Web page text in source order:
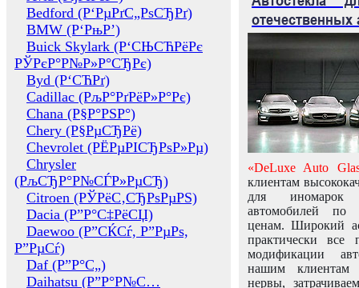
Bedford (Р‘РµРґС„РѕСЂРґ)
BMW (Р‘РњР’)
Buick Skylark (Р‘СЊСЋРёРє
РЎРєР°Р№Р»Р°СЂРє)
Byd (Р‘СЋРґ)
Cadillac (РљР°РґРёР»Р°Рє)
Chana (Р§Р°РЅР°)
Chery (Р§РµСЂРё)
Chevrolet (РЁРµРІСЂРѕР»Рµ)
Chrysler
(РљСЂР°Р№СЃР»РµСЂ)
Citroen (РЎРёС‚СЂРѕРµРЅ)
Dacia (Р”Р°С‡РёСЏ)
Daewoo (Р”СЌСѓ, Р”РµРѕ,
Р”РµСѓ)
Daf (Р”Р°С„)
Daihatsu (Р”Р°Р№С…
отечественных
«DeLuxe Auto
клиентам
для иномарок
автомобилей
ценам. Широкий
практически все
модификации
нашим клиентам
нервы,